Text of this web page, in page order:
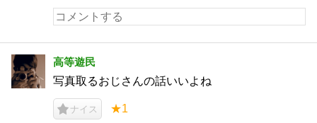
高等遊民
写真取るおじさんの話いいよね
ナイス ★1